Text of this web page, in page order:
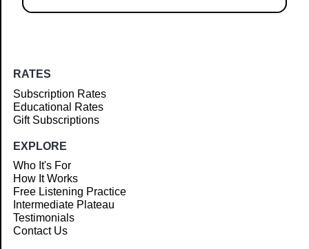
RATES
Subscription Rates
Educational Rates
Gift Subscriptions
EXPLORE
Who It's For
How It Works
Free Listening Practice
Intermediate Plateau
Testimonials
Contact Us